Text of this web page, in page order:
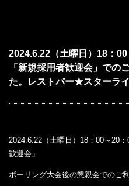
2024.6.22（土曜日）18：
「新規採用者歓迎会」での
た。レストバー★スターラ
2024.6.22（土曜日）18：00～20
歓迎会」
ボーリング大会後の懇親会でのご